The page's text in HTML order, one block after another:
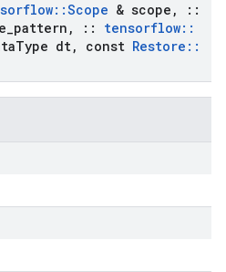
::Scope & scope ,
::
pattern , :: tensorflow::
Type dt, const Restore ::